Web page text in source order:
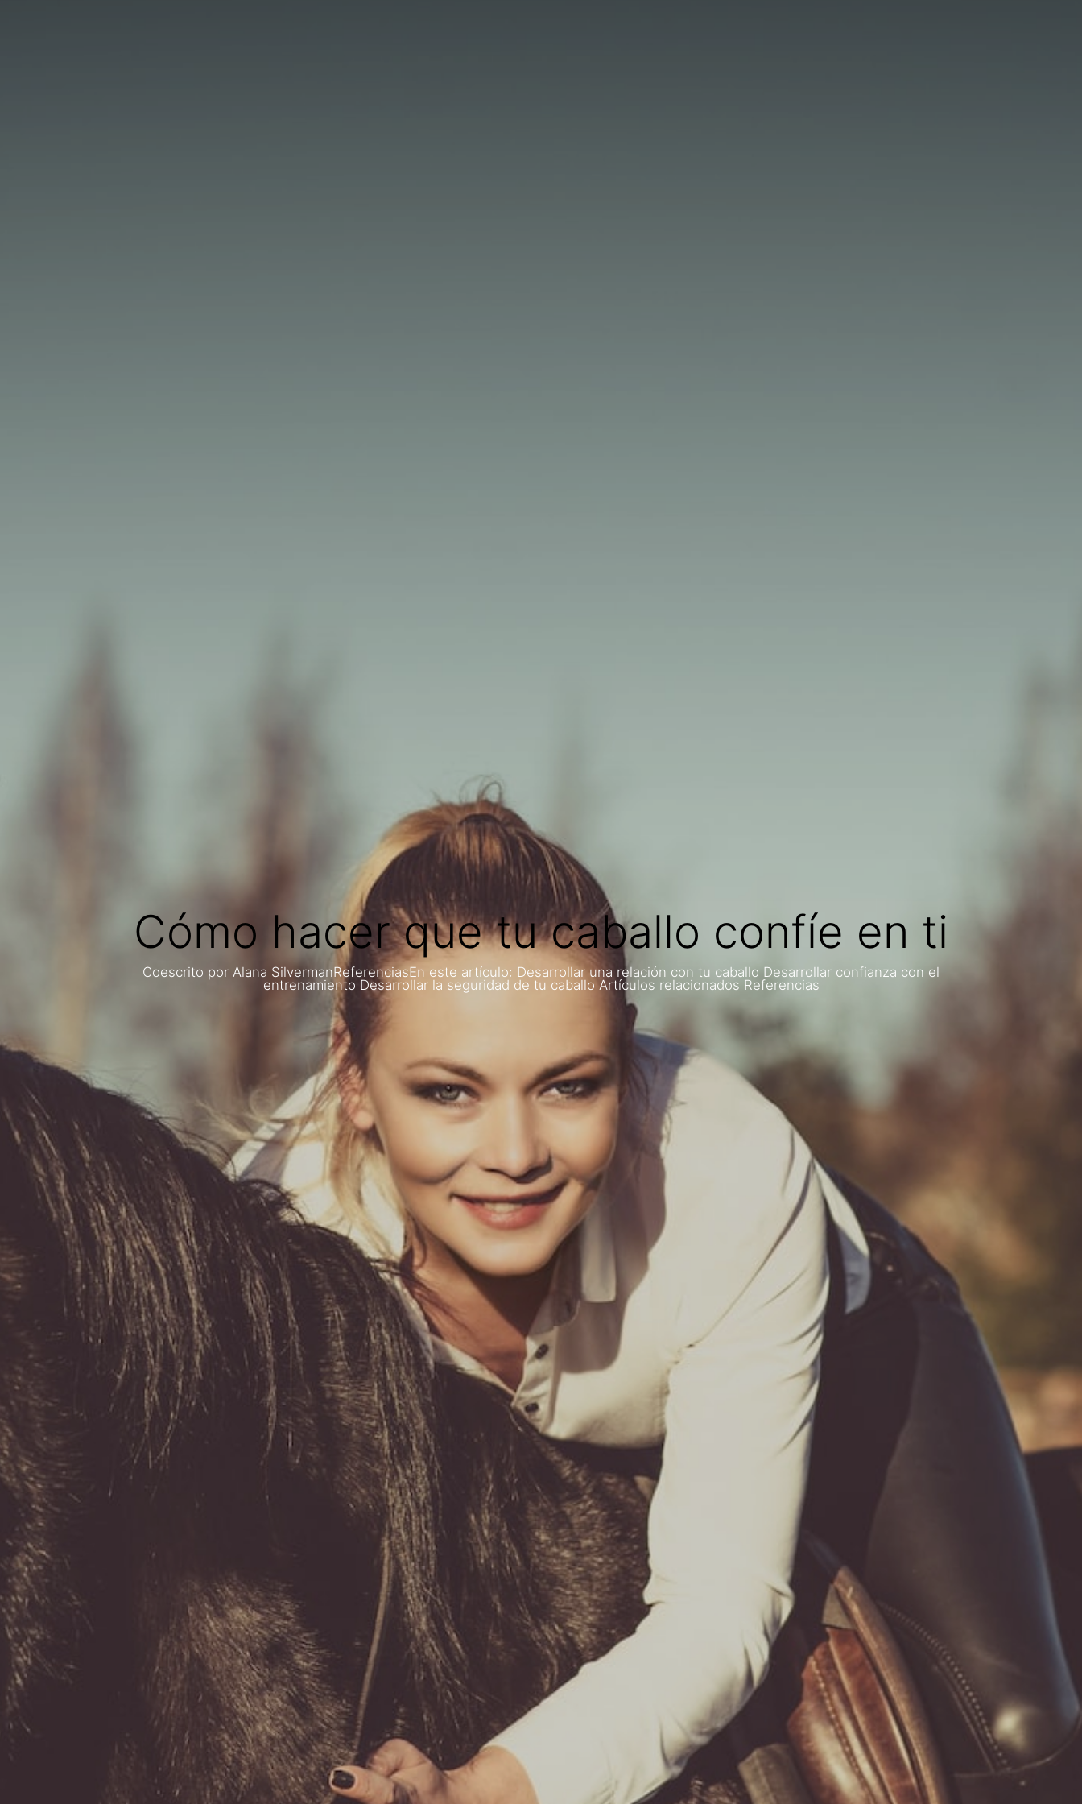
Cómo hacer que tu caballo confíe en ti
Coescrito por Alana SilvermanReferenciasEn este artículo: Desarrollar una relación con tu caballo Desarrollar confianza con el
entrenamiento Desarrollar la seguridad de tu caballo Artículos relacionados Referencias